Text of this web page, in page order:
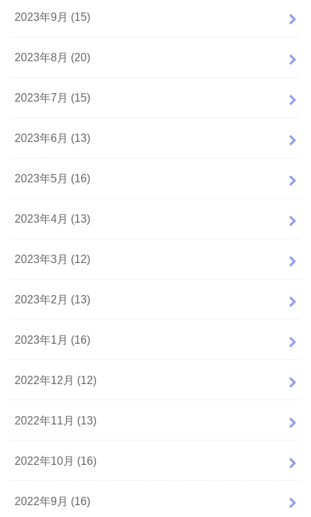
2023年9月 (15)
2023年8月 (20)
2023年7月 (15)
2023年6月 (13)
2023年5月 (16)
2023年4月 (13)
2023年3月 (12)
2023年2月 (13)
2023年1月 (16)
2022年12月 (12)
2022年11月 (13)
2022年10月 (16)
2022年9月 (16)